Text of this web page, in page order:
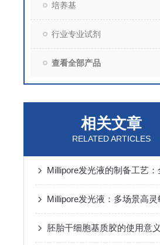
培养基
行业专业试剂
查看全部产品
相关文章
RELATED ARTICLES
胚胎干细胞基质胶的使用意义